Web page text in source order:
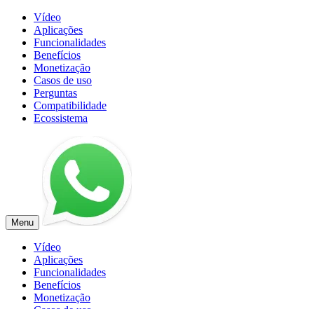
Vídeo
Aplicações
Funcionalidades
Benefícios
Monetização
Casos de uso
Perguntas
Compatibilidade
Ecossistema
Menu
Vídeo
Aplicações
Funcionalidades
Benefícios
Monetização